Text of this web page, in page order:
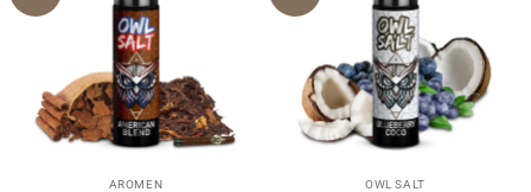
AROMEN OWL SALT